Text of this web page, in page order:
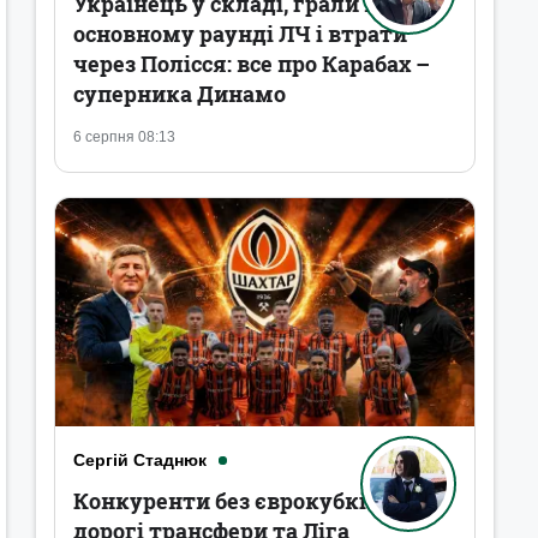
6 серпня 08:13
основному раунді ЛЧ і втрати
через Полісся: все про Карабах –
суперника Динамо
Сергій Стаднюк
Конкуренти без єврокубків,
дорогі трансфери та Ліга